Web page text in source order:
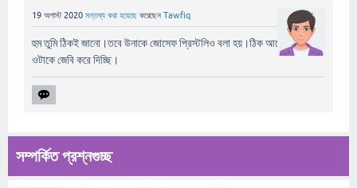
19 অগাস্ট 2020 মন্তব্য করা হয়েছে করেছেন Tawfiq
হুম তুমি ঠিকই জানো।তবে উনাকে জোসেফ প্রিস্টলিও বলা হয়।ঠিক আছে আমি
ওটাকে জেবি করে দিচ্ছি।
সম্পর্কিত প্রশ্নগুচ্ছ